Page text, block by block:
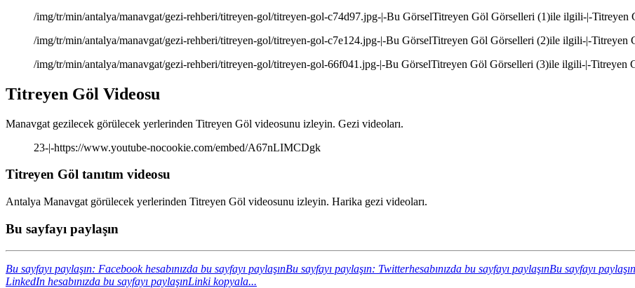
/img/tr/min/antalya/manavgat/gezi-rehberi/titreyen-gol/titreyen-gol-c74d97.jpg-|-Bu GörselTitreyen Göl Görselleri (1)ile ilgili-|-Titreyen
/img/tr/min/antalya/manavgat/gezi-rehberi/titreyen-gol/titreyen-gol-c7e124.jpg-|-Bu GörselTitreyen Göl Görselleri (2)ile ilgili-|-Titreyen
/img/tr/min/antalya/manavgat/gezi-rehberi/titreyen-gol/titreyen-gol-66f041.jpg-|-Bu GörselTitreyen Göl Görselleri (3)ile ilgili-|-Titreyen
Titreyen Göl Videosu
Manavgat gezilecek görülecek yerlerinden Titreyen Göl videosunu izleyin. Gezi videoları.
23-|-https://www.youtube-nocookie.com/embed/A67nLIMCDgk
Titreyen Göl tanıtım videosu
Antalya Manavgat görülecek yerlerinden Titreyen Göl videosunu izleyin. Harika gezi videoları.
Bu sayfayı paylaşın
Bu sayfayı paylaşın: Facebook hesabınızda bu sayfayı paylaşınBu sayfayı paylaşın: Twitterhesabınızda bu sayfayı paylaşınBu sayfayı
LinkedIn hesabınızda bu sayfayı paylaşınLinki kopyala...